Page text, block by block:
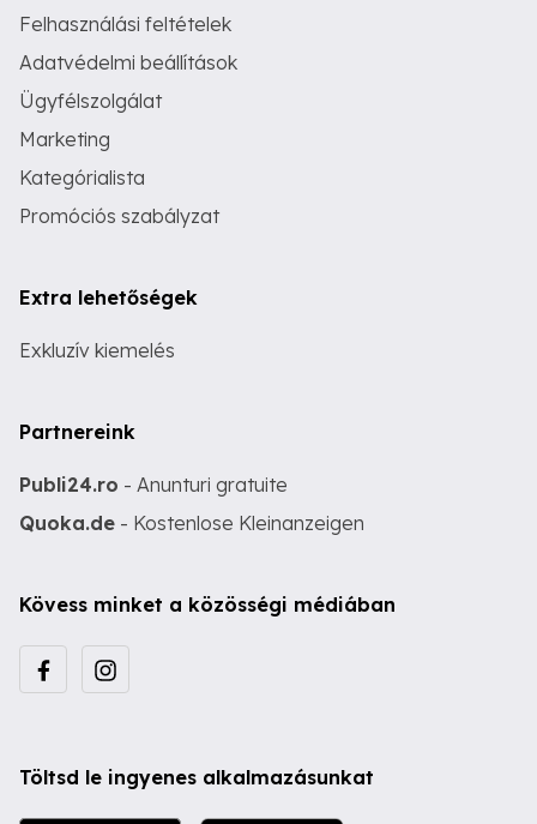
Felhasználási feltételek
Adatvédelmi beállítások
Ügyfélszolgálat
Marketing
Kategórialista
Promóciós szabályzat
Extra lehetőségek
Exkluzív kiemelés
Partnereink
Publi24.ro - Anunturi gratuite
Quoka.de - Kostenlose Kleinanzeigen
Kövess minket a közösségi médiában
Töltsd le ingyenes alkalmazásunkat